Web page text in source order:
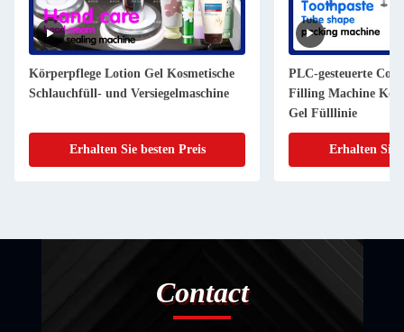
Körperpflege Lotion Gel Kosmetische
Schlauchfüll- und Versiegelmaschine
Erhalten Sie besten Preis
PLC-gesteuerte
Filling Machine
Gel Fülllinie
Erhalten Sie
Contact